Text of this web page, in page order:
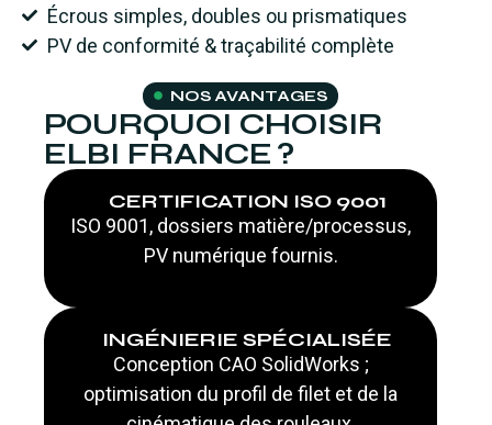
Écrous simples, doubles ou prismatiques
PV de conformité & traçabilité complète
NOS AVANTAGES
POURQUOI CHOISIR
ELBI FRANCE ?
CERTIFICATION ISO 9001
ISO 9001, dossiers matière/processus,
PV numérique fournis.
INGÉNIERIE SPÉCIALISÉE
Conception CAO SolidWorks ;
optimisation du profil de filet et de la